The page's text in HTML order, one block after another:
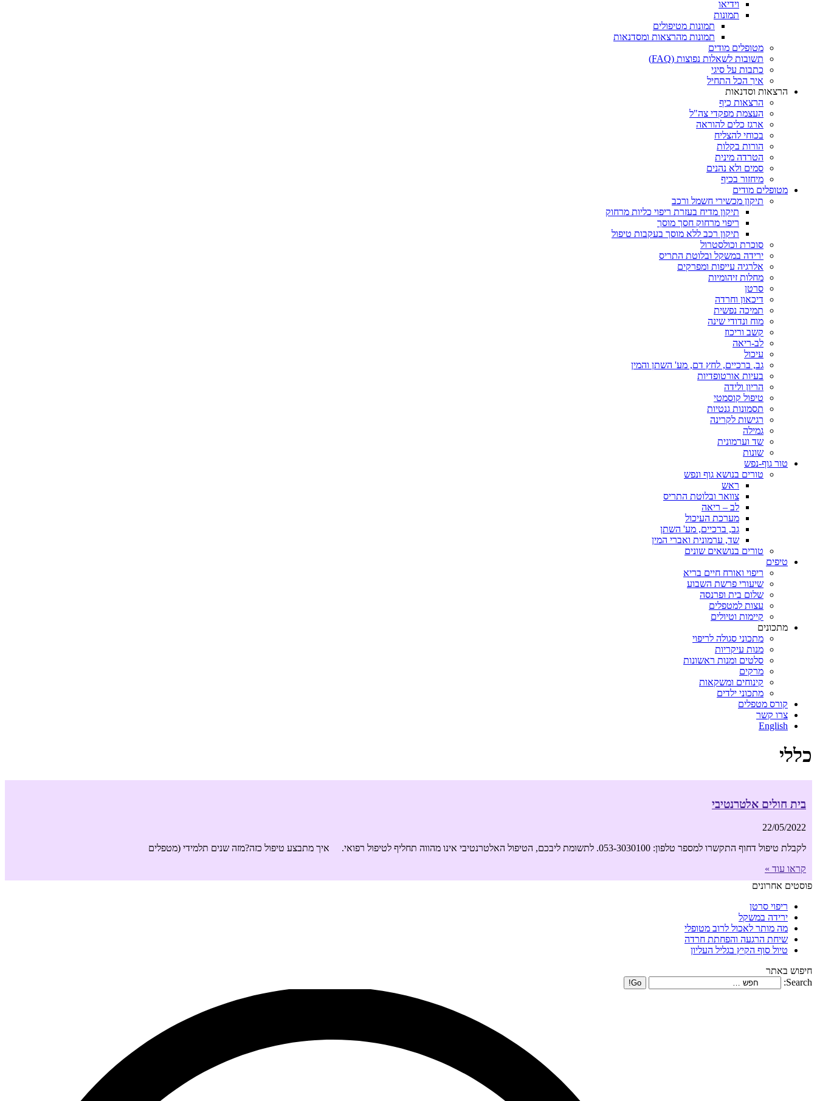
וידיאו
תמונות
תמונות מטיפולים
תמונות מהרצאות ומסדנאות
מטופלים מודים
תשובות לשאלות נפוצות (FAQ)
כתבות על סיגי
איך הכל התחיל
הרצאות וסדנאות
הרצאות כיף
העצמת מפקדי צה"ל
ארגז כלים להוראה
בכוחי להצליח
הורות בקלות
הטרדה מינית
סמים ולא נהנים
מיחזור בכיף
מטופלים מודים
תיקון מכשירי חשמל ורכב
תיקון מדיח בעזרת ריפוי כליות מרחוק
ריפוי מרחוק חסך מוסך
תיקון רכב ללא מוסך בעקבות טיפול
סוכרת וכולסטרול
ירידה במשקל ובלוטת התריס
אלרגיה עייפות ומפרקים
מחלות זיהומיות
סרטן
דיכאון וחרדה
תמיכה נפשית
מוח ונדודי שינה
קשב וריכוז
לב-ריאה
עיכול
גב, ברכיים, לחץ דם, מע' השתן והמין
בעיות אורטופדיות
הריון ולידה
טיפול קוסמטי
תסמונות גנטיות
רגישות לקרינה
גמילה
שד וערמונית
שונות
טור גוף-נפש
טורים בנושא גוף ונפש
ראש
צוואר ובלוטת התריס
לב – ריאה
מערכת העיכול
גב, ברכיים, מע' השתן
שד, ערמונית ואברי המין
טורים בנושאים שונים
טיפים
ריפוי ואורח חיים בריא
שיעורי פרשת השבוע
שלום בית ופרנסה
עצות למטפלים
קיימות וטיולים
מתכונים
מתכוני סגולה לריפוי
מנות עיקריות
סלטים ומנות ראשונות
מרקים
קינוחים ומשקאות
מתכוני ילדים
קורס מטפלים
צרו קשר
English
כללי
בית חולים אלטרנטיבי
22/05/2022
לקבלת טיפול דחוף התקשרו למספר טלפון: 053-3030100. לתשומת ליבכם, הטיפול האלטרנטיבי אינו מהווה תחליף לטיפול רפואי. איך מתבצע טיפול כזה?מזה שנים תלמידי (מטפלים
קראו עוד »
פוסטים אחרונים
ריפוי סרטן
ירידה במשקל
מה מותר לאכול לרוב מטופלי
שיחת הרגעה והפחתת חרדה
טיול סוף הקיץ בגליל העליון
חיפוש באתר
Search: